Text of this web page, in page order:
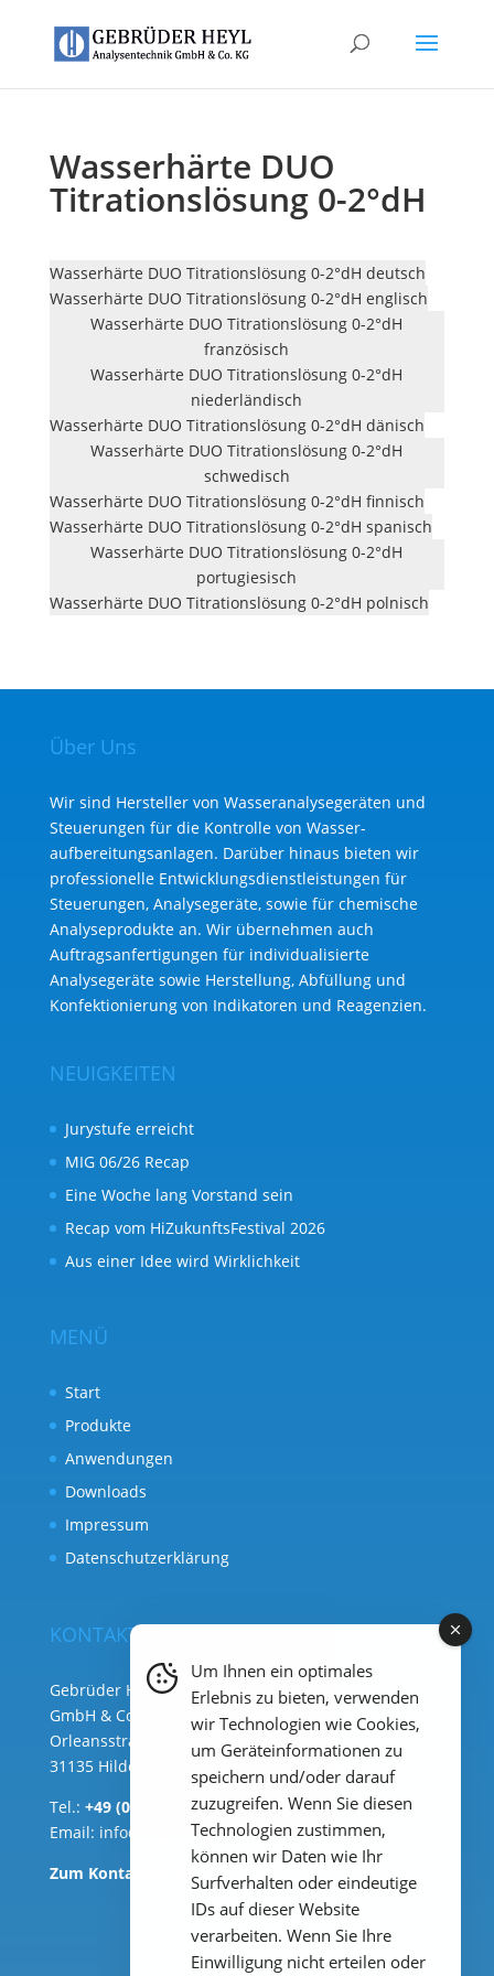
Wasserhärte DUO
Titrationslösung 0-2°dH
Wasserhärte DUO Titrationslösung 0-2°dH deutsch
Wasserhärte DUO Titrationslösung 0-2°dH englisch
Wasserhärte DUO Titrationslösung 0-2°dH
französisch
Wasserhärte DUO Titrationslösung 0-2°dH
niederländisch
Wasserhärte DUO Titrationslösung 0-2°dH dänisch
Wasserhärte DUO Titrationslösung 0-2°dH
schwedisch
Wasserhärte DUO Titrationslösung 0-2°dH finnisch
Wasserhärte DUO Titrationslösung 0-2°dH spanisch
Wasserhärte DUO Titrationslösung 0-2°dH
portugiesisch
Wasserhärte DUO Titrationslösung 0-2°dH polnisch
Über Uns
Wir sind Hersteller von Wasseranalysegeräten und
Steuerungen für die Kontrolle von Wasser­
aufbereitungs­anlagen. Darüber hinaus bieten wir
professionelle Entwicklungs­dienst­leistungen für
Steuerungen, Analysegeräte, sowie für chemische
Analyse­produkte an. Wir übernehmen auch
Auftragsanfertigungen für individualisierte
Analysegeräte sowie Herstellung, Abfüllung und
Konfektionierung von Indikatoren und Reagenzien.
NEUIGKEITEN
Jurystufe erreicht
MIG 06/26 Recap
Eine Woche lang Vorstand sein
Recap vom HiZukunftsFestival 2026
Aus einer Idee wird Wirklichkeit
MENÜ
Start
Produkte
Anwendungen
Downloads
Impressum
Datenschutzerklärung
KONTAKT
Gebrüder Heyl Analysentechnik
GmbH & Co. KG ( Hauptsitz )
Orleansstraße 75b
31135 Hildesheim
Tel.: +49 (0) 51 21 289 33 – 0
Email: info@heylanalysis.de
Zum Kontaktbereich
Um Ihnen ein optimales
Erlebnis zu bieten, verwenden
wir Technologien wie Cookies,
um Geräteinformationen zu
speichern und/oder darauf
zuzugreifen. Wenn Sie diesen
Technologien zustimmen,
können wir Daten wie Ihr
Surfverhalten oder eindeutige
IDs auf dieser Website
verarbeiten. Wenn Sie Ihre
Einwilligung nicht erteilen oder